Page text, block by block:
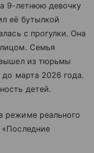
9-летнюю девочку
её бутылкой
с прогулки. Она
Семья
из тюрьмы
до марта 2026 года.
детей.
режиме реального